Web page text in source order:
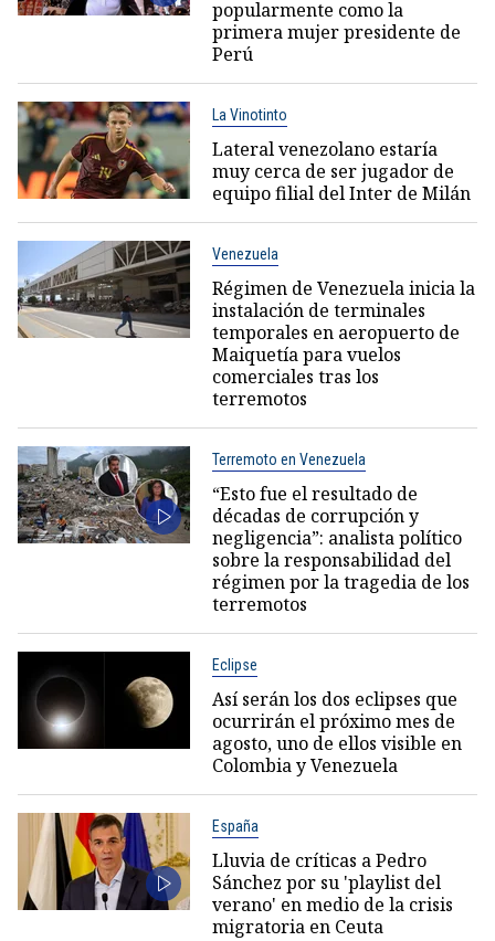
popularmente como la
primera mujer presidente de
Perú
La Vinotinto
Lateral venezolano estaría
muy cerca de ser jugador de
equipo filial del Inter de Milán
Venezuela
Régimen de Venezuela inicia la
instalación de terminales
temporales en aeropuerto de
Maiquetía para vuelos
comerciales tras los
terremotos
Terremoto en Venezuela
“Esto fue el resultado de
décadas de corrupción y
negligencia”: analista político
sobre la responsabilidad del
régimen por la tragedia de los
terremotos
Eclipse
Así serán los dos eclipses que
ocurrirán el próximo mes de
agosto, uno de ellos visible en
Colombia y Venezuela
España
Lluvia de críticas a Pedro
Sánchez por su 'playlist del
verano' en medio de la crisis
migratoria en Ceuta